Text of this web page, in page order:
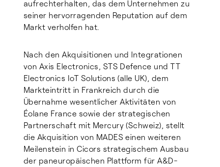
aufrechterhalten, das dem Unternehmen zu
seiner hervorragenden Reputation auf dem
Markt verholfen hat.
Nach den Akquisitionen und Integrationen
von Axis Electronics, STS Defence und TT
Electronics IoT Solutions (alle UK), dem
Markteintritt in Frankreich durch die
Übernahme wesentlicher Aktivitäten von
Éolane France sowie der strategischen
Partnerschaft mit Mercury (Schweiz), stellt
die Akquisition von MADES einen weiteren
Meilenstein in Cicors strategischem Ausbau
der paneuropäischen Plattform für A&D-